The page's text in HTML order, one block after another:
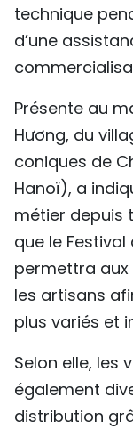
technique
d’une
Présente au
Hương, du
coniques de
Hanoï), a
métier depuis
que le
permettra
les artisans
plus variés et
Selon elle, les
également
distribution